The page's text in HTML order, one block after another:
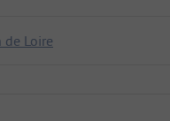
de Loire